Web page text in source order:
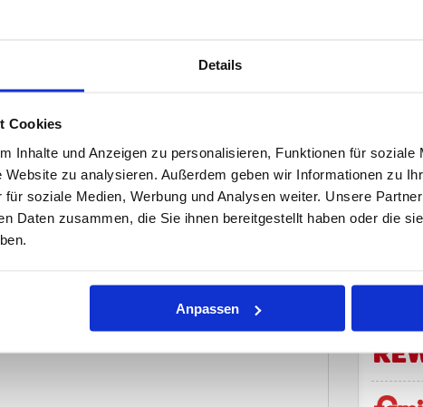
Details
Cookies
Inhalte und Anzeigen zu personalisieren, Funktionen für soziale
Website zu analysieren. Außerdem geben wir Informationen zu
soziale Medien, Werbung und Analysen weiter. Unsere
Daten zusammen, die Sie ihnen bereitgestellt haben oder die
Anpassen
zur Haltestelle Kressenweg